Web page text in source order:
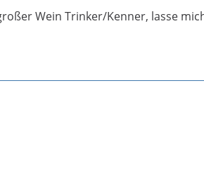
Wein Trinker/Kenner, lasse